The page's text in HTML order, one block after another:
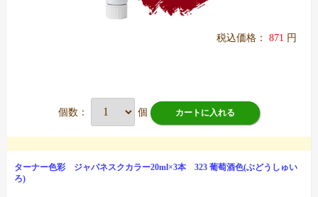
税込価格： 871 円
個数： 個 カートに入れる
ターナー色彩 ジャパネスクカラー20ml×3本 323 葡萄酒色(ぶどうしゅい
ろ)